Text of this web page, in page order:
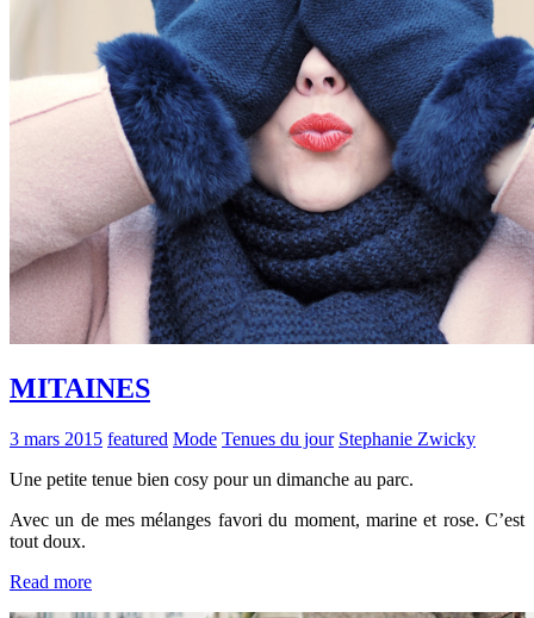
MITAINES
3 mars 2015 featured Mode Tenues du jour Stephanie Zwicky
Une petite tenue bien cosy pour un dimanche au parc.
Avec un de mes mélanges favori du moment, marine et rose. C’est
tout doux.
Read more